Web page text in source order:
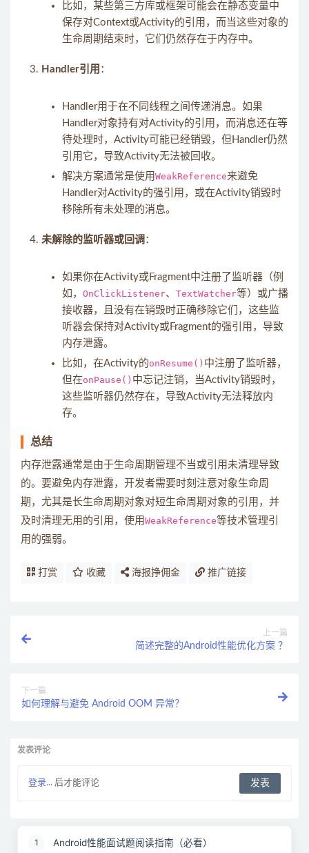
比如，某些第三方库或框架可能会在静态变量中
保存对Context或Activity的引用，而当这些对象的
生命周期结束时，它们仍然存在于内存中。
Handler引用 ：
Handler用于在不同线程之间传递消息。如果
Handler对象持有对Activity的引用，而消息还在等
待处理时，Activity可能已经销毁，但Handler仍然
引用它，导致Activity无法被回收。
解决方案通常是使用WeakReference来避免
Handler对Activity的强引用，或在Activity销毁时
移除所有未处理的消息。
未解除的监听器或回调 ：
如果你在Activity或Fragment中注册了监听器（例
如， OnClickListener、 TextWatcher等）或广播
接收器，且没有在销毁时正确移除它们，这些监
听器会保持对Activity或Fragment的强引用，导致
内存泄露。
比如，在Activity的onResume() 中注册了监听器，
但在onPause() 中忘记注销，当Activity销毁时，
这些监听器仍然存在，导致Activity无法释放内
存。
总结
内存泄露通常是由于生命周期管理不当或引用未清理导致
的。要避免内存泄露，开发者需要时刻注意对象生命周
期，尤其是长生命周期对象对短生命周期对象的引用，并
及时清理无用的引用，使用WeakReference等技术管理引
用的强弱。
打赏 收藏 海报挣佣金 推广链接
上一篇
简述完整的Android性能优化方案 ？
下一篇
如何理解与避免 Android OOM 异常？
发表评论
登录... 后才能评论
1 Android性能面试题阅读指南（必看）